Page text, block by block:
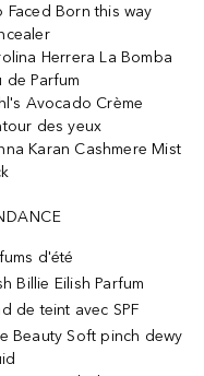
Faced Born this way
Herrera La Bomba
de Parfum
Avocado Crème
des yeux
Karan Cashmere Mist
d'été
Billie Eilish Parfum
de teint avec SPF
Beauty Soft pinch dewy